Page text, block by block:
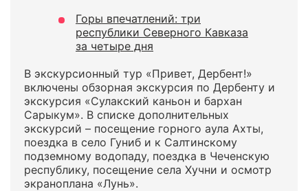
Горы впечатлений: три
республики Северного Кавказа
за четыре дня
В экскурсионный тур «Привет, Дербент!»
включены обзорная экскурсия по Дербенту и
экскурсия «Сулакский каньон и бархан
Сарыкум». В списке дополнительных
экскурсий – посещение горного аула Ахты,
поездка в село Гуниб и к Салтинскому
подземному водопаду, поездка в Чеченскую
республику, посещение села Хучни и осмотр
экраноплана «Лунь».